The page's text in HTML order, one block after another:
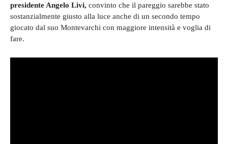
presidente Angelo Livi, convinto che il pareggio sarebbe stato
sostanzialmente giusto alla luce anche di un secondo tempo
giocato dal suo Montevarchi con maggiore intensità e voglia di
fare.